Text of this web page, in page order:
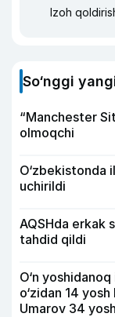
Izoh
So‘nggi
“Manchester
olmoqchi
O‘zbekistonda
uchirildi
AQSHda erkak
tahdid qildi
O‘n
o‘zidan 14
Umarov 34